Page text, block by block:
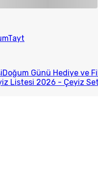
Tayt
Doğum Günü Hediye ve
Listesi 2026 - Çeyiz